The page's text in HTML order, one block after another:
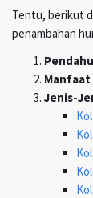
Tentu, berikut
penambahan
Manfaat
Jenis-